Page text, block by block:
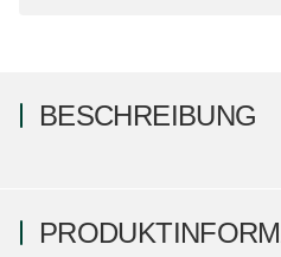
BESCHREIBUNG